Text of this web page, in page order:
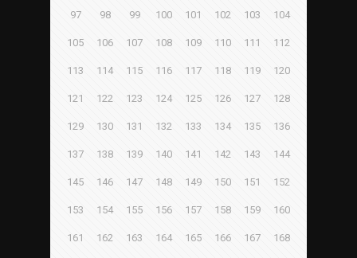
97 98 99 100 101 102 103 104
105 106 107 108 109 110 111 112
113 114 115 116 117 118 119 120
121 122 123 124 125 126 127 128
129 130 131 132 133 134 135 136
137 138 139 140 141 142 143 144
145 146 147 148 149 150 151 152
153 154 155 156 157 158 159 160
161 162 163 164 165 166 167 168